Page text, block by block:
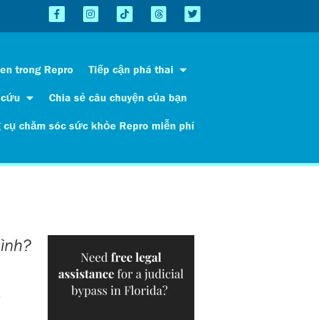
trong Repro
Tiếp cận phá thai
Chia sẻ câu chuyện của bạn
cụ chăm sóc sức khỏe Repro miễn phí